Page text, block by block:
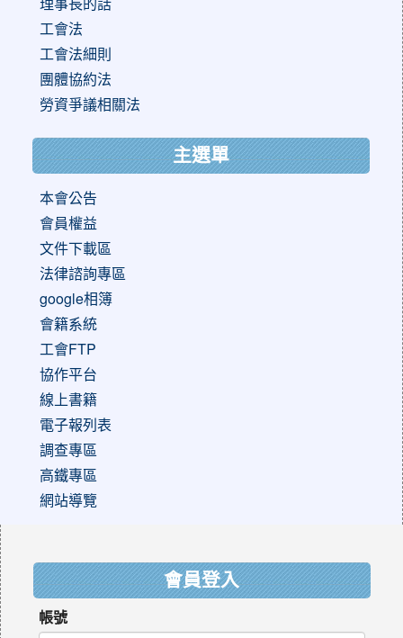
工會法
工會法細則
團體協約法
勞資爭議相關法
主選單
本會公告
會員權益
文件下載區
法律諮詢專區
google相簿
會籍系統
工會FTP
協作平台
線上書籍
電子報列表
調查專區
高鐵專區
網站導覽
會員登入
帳號